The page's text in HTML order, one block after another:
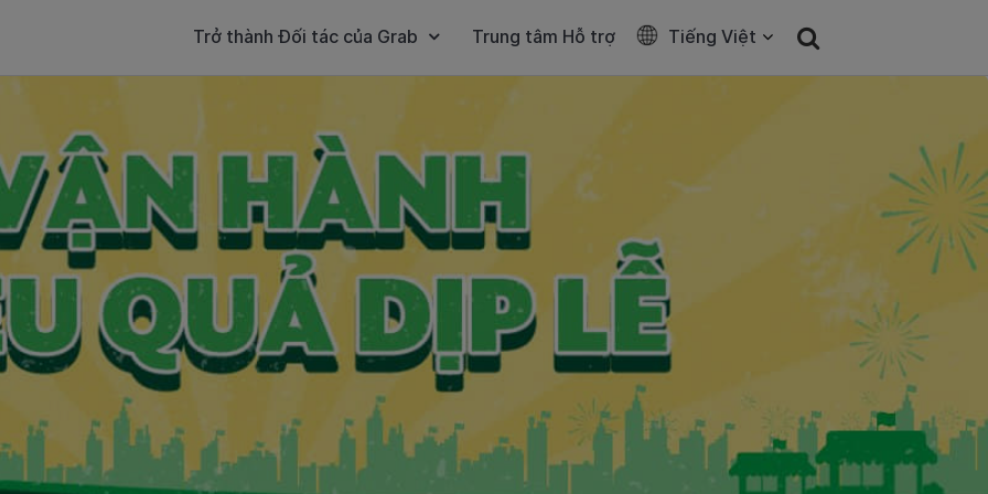
Trở thành Đối tác của Grab Trung tâm Hỗ trợ Tiếng Việt